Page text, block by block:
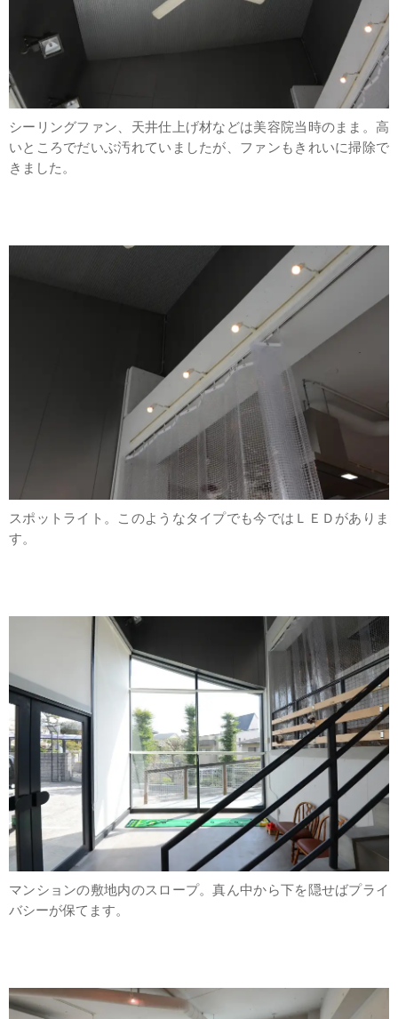
シーリングファン、天井仕上げ材などは美容院当時のまま。高
いところでだいぶ汚れていましたが、ファンもきれいに掃除で
きました。
スポットライト。このようなタイプでも今ではＬＥＤがありま
す。
マンションの敷地内のスロープ。真ん中から下を隠せばプライ
バシーが保てます。